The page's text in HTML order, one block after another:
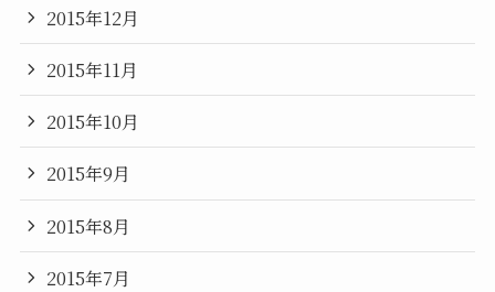
2015年12月
2015年11月
2015年10月
2015年9月
2015年8月
2015年7月